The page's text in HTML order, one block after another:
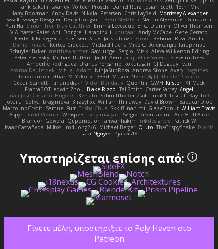
Tarik Sakalli swarfey Vojtech Proschl Daniel Ruiz Josiah Scott 13th
Mik
Harry Boorman Andy Davis Nikolai Petersen Chris Layfield Morrissey Alexander
swxift savage Designer Darcy Hodgson Ryan Stelzleni Martin Alexander Giupponi
Yun Ha Simon Tremblay Gauthier Emma Levesque Erica Dlamini Oliver Thomsen
V A Yasser Raies Anil Dongre Haradinxiii Khupaar Andy McCabe Gene Cerrato
Frederik Kirkegaard Esbensen Arda Jackrobin23 Groot Rahmat Rizal Andhi
Daniel Ruiz G Kortez Crockett Michael Fuchs Mike C. Александр Татаринов
Schuyler Baker matthew armer Gav Judge Sergio Misik Alexa Wilkerson Editing
Peter Pietlasky Michael Buttaro Jackt Aero Jacqueline Valero
Steve mcbees
Amberlie Rodriguez Uranus Peregrine kokuragari CJ Duguay Ivan
Assima Dauletbek ツキ ミ Adam NinjaSubRosa Andrew Stone Avery rwgames
felipe zucoli ethan M Yakoto DB3d Mason Nene 高 日 Nicolo' Paolino
Cedar Scarlett Tunanodra-P Victor Bondatiy Quentin GWH Kirsten KT Mack
FrantaBOT edwin Zhou Blake Rizzo Tal Smith Carter Farrey Angel
Juan José Castaño HugoRC Xenalto Schmitthoffer Zsolt indi81 biscuit Kay Toff
Jovana
Sofiya Ibragimova BlizzyFox William Thirlaway David Brown
Babacar Diop
Marco noCrxdit Samuel Furr Trisha Chua Skkiff nan mi GlazeDonut William Travis
Aspyr David Vidmar Whispers rony maayan Sergio Rizen abimi Ace 6s TLAlice
Brandon Gowera Qupomotion anwar hakim mkdesigners Patrick W
Isaac Castañeda Miltos imduong2k6 Michael Berger Q Uto TheCrispySnake Dionis
Isaac Nguyen 4jakers18
Υποστηρίζεται επίσης από:
Γίνετε μέλη, υποστηρίξτε το Poly Haven στο
Patreon